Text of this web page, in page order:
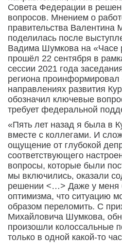
Совета Федерации в
вопросов. Мнением о
правительства Валентина
поделилась после
Вадима Шумкова на «Часе
прошёл 22 сентября в
сессии 2021 года
региона
направлениях развития
обозначил ключевые
требует федеральной
«Пять лет назад я была в
вместе с коллегами. И
ощущение от глубокой
соответствующего
вопросы, которые были
мы включились, оказали
решении <…> Даже у меня
оптимизма, что ситуацию
образом переломить. С
Михайловича Шумкова,
произошли колоссальные
только в одной какой-то